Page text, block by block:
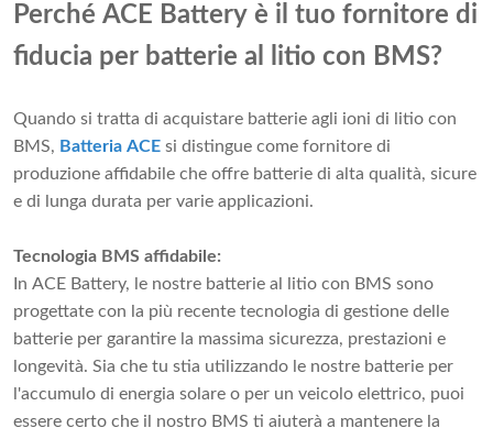
Perché ACE Battery è il tuo fornitore di
fiducia per batterie al litio con BMS?
Quando si tratta di acquistare batterie agli ioni di litio con
BMS, Batteria ACE si distingue come fornitore di
produzione affidabile che offre batterie di alta qualità, sicure
e di lunga durata per varie applicazioni.
Tecnologia BMS affidabile:
In ACE Battery, le nostre batterie al litio con BMS sono
progettate con la più recente tecnologia di gestione delle
batterie per garantire la massima sicurezza, prestazioni e
longevità. Sia che tu stia utilizzando le nostre batterie per
l'accumulo di energia solare o per un veicolo elettrico, puoi
essere certo che il nostro BMS ti aiuterà a mantenere la